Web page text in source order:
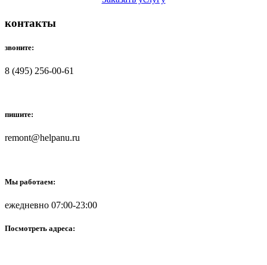
контакты
звоните:
8 (495) 256-00-61
пишите:
remont@helpanu.ru
Мы работаем:
ежедневно 07:00-23:00
Посмотреть адреса: